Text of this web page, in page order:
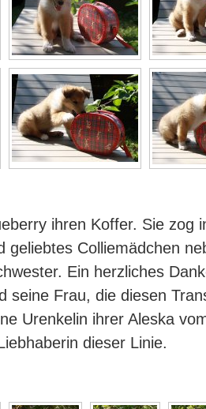
ihren Koffer. Sie zog
geliebtes Colliemädchen
Ein herzliches
seine Frau, die diesen
Urenkelin ihrer Aleska
dieser Linie.